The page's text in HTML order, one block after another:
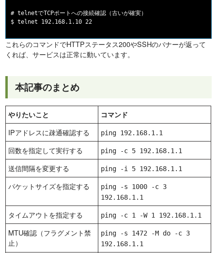
# telnetでTCPポートへの接続確認（古いが確実）
これらのコマンドでHTTPステータス200やSSHのバナーが返って
くれば、サービスは正常に動いています。
本記事のまとめ
やりたいこと コマンド
IPアドレスに疎通確認する ping 192.168.1.1
回数を指定して実行する ping -c 5 192.168.1.1
送信間隔を変更する ping -i 5 192.168.1.1
パケットサイズを指定する
ping -s 1000 -c 3
192.168.1.1
タイムアウトを指定する ping -c 1 -W 1 192.168.1.1
MTU確認（フラグメント禁
止）
ping -s 1472 -M do -c 3
192.168.1.1